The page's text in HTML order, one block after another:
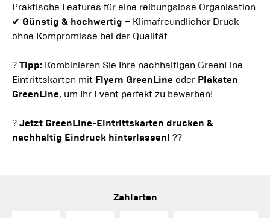
Praktische Features für eine reibungslose Organisation
✔ Günstig & hochwertig – Klimafreundlicher Druck
ohne Kompromisse bei der Qualität
? Tipp: Kombinieren Sie Ihre nachhaltigen GreenLine-
Eintrittskarten mit Flyern GreenLine oder Plakaten
GreenLine, um Ihr Event perfekt zu bewerben!
? Jetzt GreenLine-Eintrittskarten drucken &
nachhaltig Eindruck hinterlassen! ??️
Zahlarten